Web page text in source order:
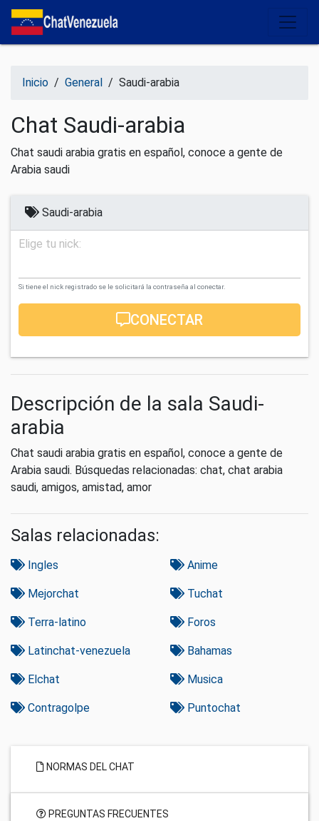
Salir del contenido
Inicio / General / Saudi-arabia
Chat Saudi-arabia
Chat saudi arabia gratis en español, conoce a gente de
Arabia saudi
Saudi-arabia
Elige tu nick:
Si tiene el nick registrado se le solicitará la contraseña al conectar.
CONECTAR
Descripción de la sala Saudi-
arabia
Chat saudi arabia gratis en español, conoce a gente de
Arabia saudi. Búsquedas relacionadas: chat, chat arabia
saudi, amigos, amistad, amor
Salas relacionadas:
Ingles Anime
Mejorchat Tuchat
Terra-latino Foros
Latinchat-venezuela Bahamas
Elchat Musica
Contragolpe Puntochat
NORMAS DEL CHAT
PREGUNTAS FRECUENTES